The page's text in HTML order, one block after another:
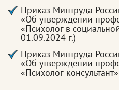
Приказ Минтруда
«Об утверждении
«Психолог в
01.09.2024 г.)
Приказ Минтруда
«Об утверждении
«Психолог-консультант»